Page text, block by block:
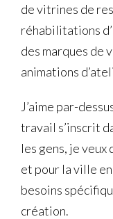
de vitrines de
réhabilitations
des marques de
animations
J’aime par-
travail s’inscrit
les gens, je
et pour la ville
besoins
création.